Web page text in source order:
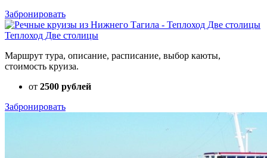
Забронировать
Теплоход Две столицы
Маршрут тура, описание, расписание, выбор каюты,
стоимость круиза.
от 2500 рублей
Забронировать